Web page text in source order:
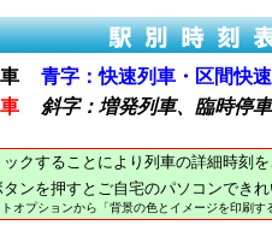
青字：快速列車・区間快
斜字：増発列車、臨時停車
クすることにより列車の詳細時刻を
タンを押すとご自宅のパソコンでき
オプションから「背景の色とイメージを印刷